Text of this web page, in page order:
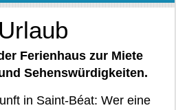
Ferienhaus zur Miete
Sehenswürdigkeiten.
in Saint-Béat: Wer eine